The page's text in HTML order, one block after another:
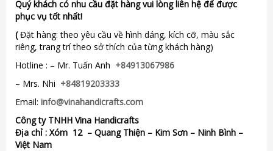
Quý khách có nhu cầu đặt hàng vui lòng liên hệ để được
phục vụ tốt nhất!
(Đặt hàng: theo yêu cầu về hình dáng, kích cỡ, màu sắc
riêng, trang trí theo sở thích của từng khách hàng)
Hotline : – Mr. Tuấn Anh +84913067986
– Mrs. Nhi +84819203333
Email: info@vinahandicrafts.com
Công ty TNHH Vina Handicrafts
Địa chỉ : Xóm 12– Quang Thiện – Kim Sơn – Ninh Bình –
Việt Nam